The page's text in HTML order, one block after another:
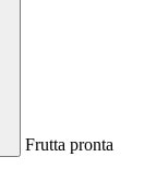
Frutta pronta